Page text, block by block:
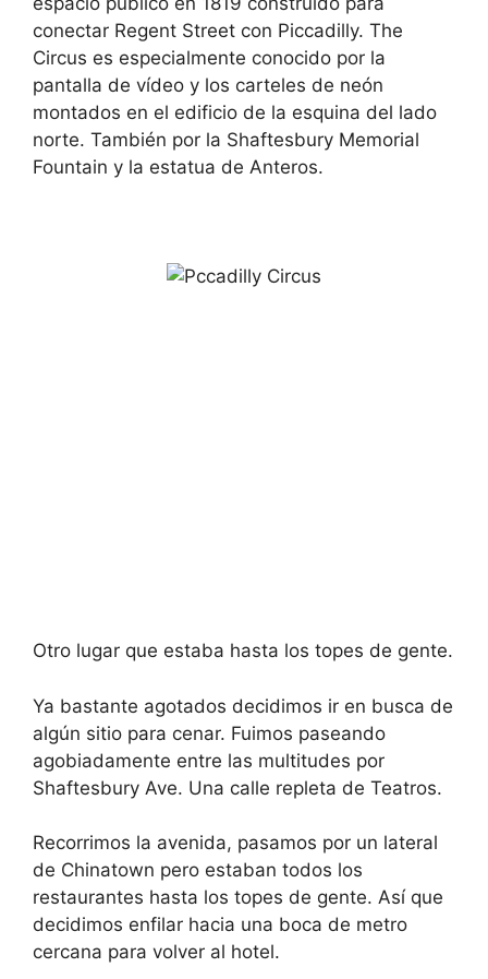
conectar Regent Street con Piccadilly. The
Circus es especialmente conocido por la
pantalla de vídeo y los carteles de neón
montados en el edificio de la esquina del lado
norte. También por la Shaftesbury Memorial
Fountain y la estatua de Anteros.
Otro lugar que estaba hasta los topes de gente.
Ya bastante agotados decidimos ir en busca de
algún sitio para cenar. Fuimos paseando
agobiadamente entre las multitudes por
Shaftesbury Ave. Una calle repleta de Teatros.
Recorrimos la avenida, pasamos por un lateral
de Chinatown pero estaban todos los
restaurantes hasta los topes de gente. Así que
decidimos enfilar hacia una boca de metro
cercana para volver al hotel.